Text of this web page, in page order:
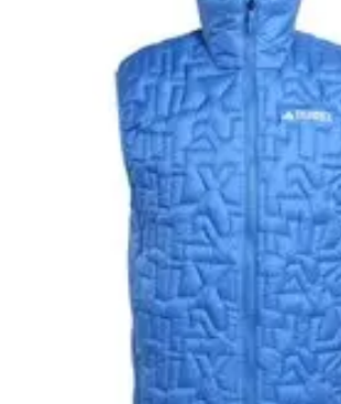
Abrigos y ChaquetasEstilos de ModaTendencias
Estilos y Atuendos
Moda Hombre